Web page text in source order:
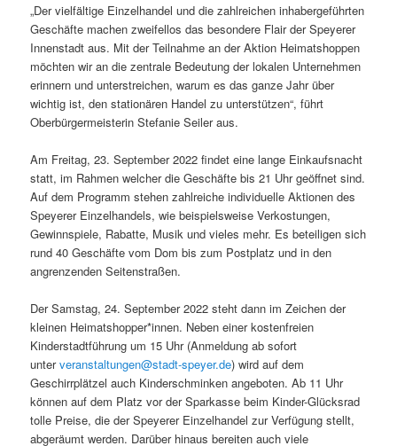
„Der vielfältige Einzelhandel und die zahlreichen inhabergeführten
Geschäfte machen zweifellos das besondere Flair der Speyerer
Innenstadt aus. Mit der Teilnahme an der Aktion Heimatshoppen
möchten wir an die zentrale Bedeutung der lokalen Unternehmen
erinnern und unterstreichen, warum es das ganze Jahr über
wichtig ist, den stationären Handel zu unterstützen“, führt
Oberbürgermeisterin Stefanie Seiler aus.
Am Freitag, 23. September 2022 findet eine lange Einkaufsnacht
statt, im Rahmen welcher die Geschäfte bis 21 Uhr geöffnet sind.
Auf dem Programm stehen zahlreiche individuelle Aktionen des
Speyerer Einzelhandels, wie beispielsweise Verkostungen,
Gewinnspiele, Rabatte, Musik und vieles mehr. Es beteiligen sich
rund 40 Geschäfte vom Dom bis zum Postplatz und in den
angrenzenden Seitenstraßen.
Der Samstag, 24. September 2022 steht dann im Zeichen der
kleinen Heimatshopper*innen. Neben einer kostenfreien
Kinderstadtführung um 15 Uhr (Anmeldung ab sofort
unterveranstaltungen@stadt-speyer.de) wird auf dem
Geschirrplätzel auch Kinderschminken angeboten. Ab 11 Uhr
können auf dem Platz vor der Sparkasse beim Kinder-Glücksrad
tolle Preise, die der Speyerer Einzelhandel zur Verfügung stellt,
abgeräumt werden. Darüber hinaus bereiten auch viele